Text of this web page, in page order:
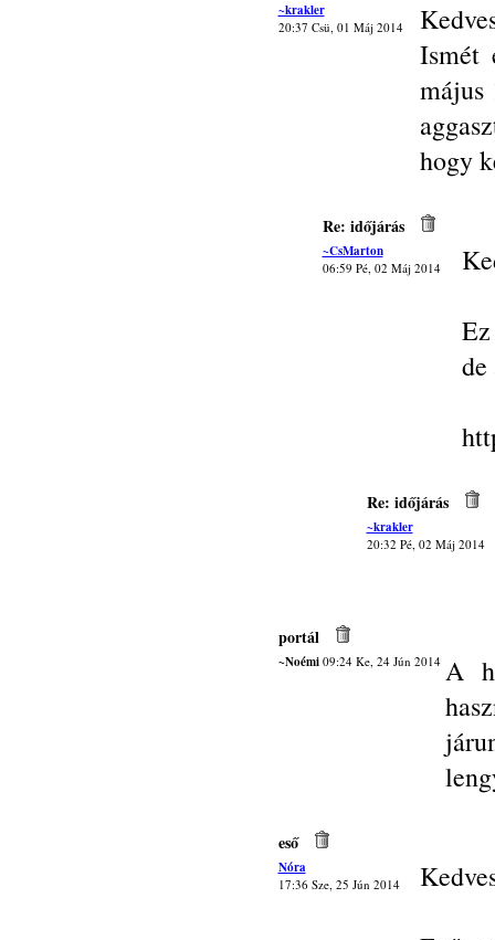
~krakler
20:37 Csü, 01 Máj 2014
Ismét
május
hogy
Re: időjárás
~CsMarton
06:59 Pé, 02 Máj 2014
Re: időjárás
~krakler
20:32 Pé, 02 Máj 2014
portál
~Noémi09:24 Ke, 24 Jún 2014 A
eső
Nóra
17:36 Sze, 25 Jún 2014